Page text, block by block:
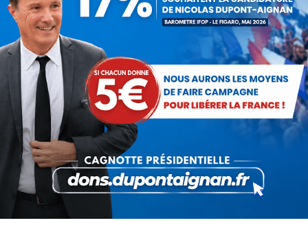
Service militaire : à quand des
mesures sérieuses et
réalistes ?
28 novembre 2025
Budget : l’imposture de trop.
La destitution au plus tôt !
24 novembre 2025